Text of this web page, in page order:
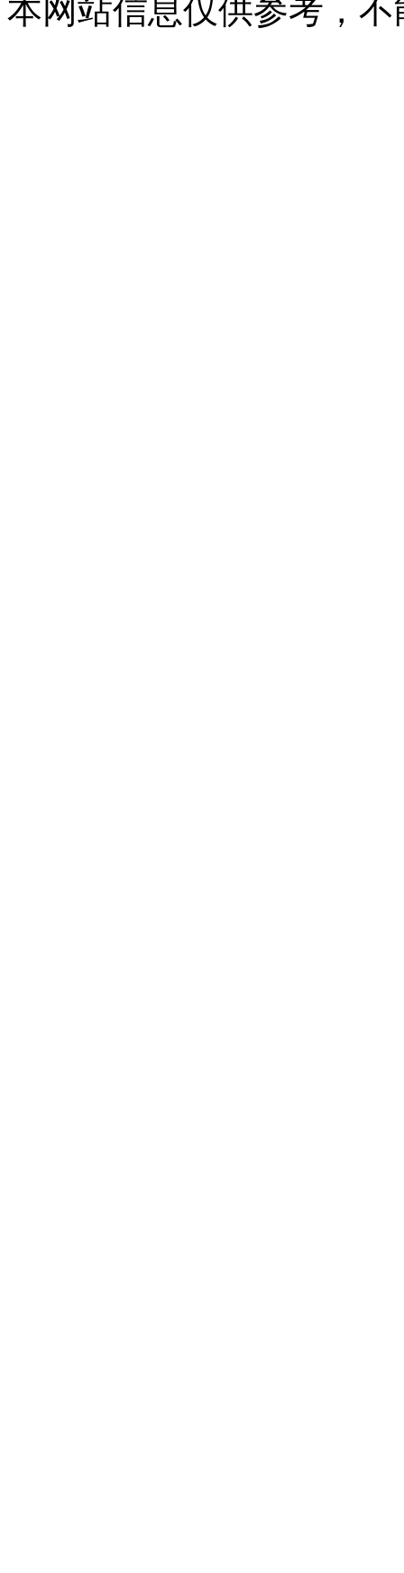
本网站信息仅供参考，